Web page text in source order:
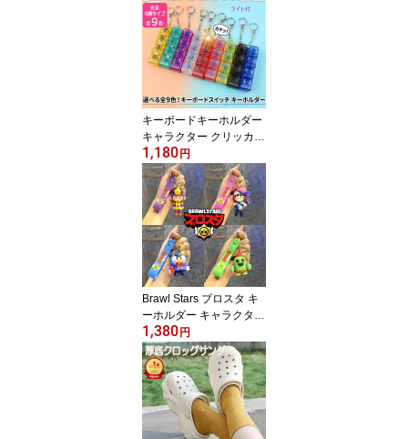
キーボードキーホルダー
キャラクター クリッカー
光る フィジェット トイ
ライト付 4キー メカニカ
ル スイッチ ボタン ASM
R ストレス解消 人気 キ
ーリング カラフル 携帯
ミニ キーボード コンパ
クト おもちゃ スマホチ
ャーム タクタイル 音 ク
リック 遊べる プレゼン
ト
1,180 円
Brawl Stars ブロスタ キ
ーホルダー キャラクター
全12種 ラバーストラッ
プ付き スパイク ビー ジ
ェシー ペニー ミスターP
レオン エル・プリモ ス
トラップ キーリング プ
レゼント ゲーム 推し活
人気 通販 キッズ 大人 フ
1,380 円